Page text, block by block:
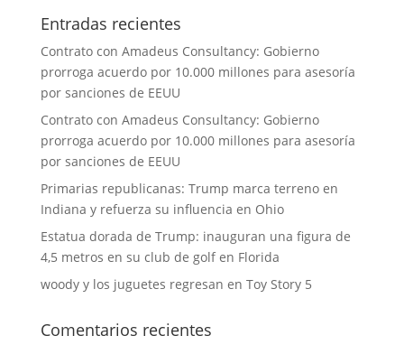
Entradas recientes
Contrato con Amadeus Consultancy: Gobierno
prorroga acuerdo por 10.000 millones para asesoría
por sanciones de EEUU
Contrato con Amadeus Consultancy: Gobierno
prorroga acuerdo por 10.000 millones para asesoría
por sanciones de EEUU
Primarias republicanas: Trump marca terreno en
Indiana y refuerza su influencia en Ohio
Estatua dorada de Trump: inauguran una figura de
4,5 metros en su club de golf en Florida
woody y los juguetes regresan en Toy Story 5
Comentarios recientes